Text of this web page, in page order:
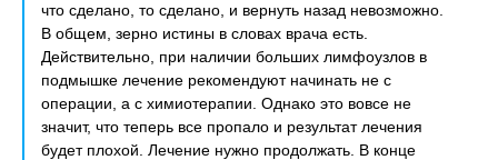
что сделано, то сделано, и вернуть назад невозможно.
В общем, зерно истины в словах врача есть.
Действительно, при наличии больших лимфоузлов в
подмышке лечение рекомендуют начинать не с
операции, а с химиотерапии. Однако это вовсе не
значит, что теперь все пропало и результат лечения
будет плохой. Лечение нужно продолжать. В конце